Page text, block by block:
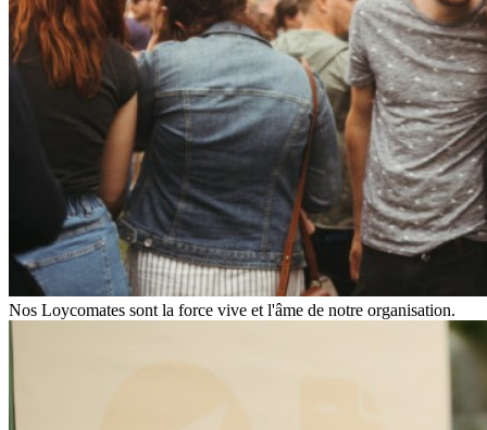
Nos Loycomates sont la force vive et l'âme de notre organisation.